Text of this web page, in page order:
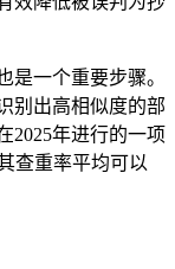
是一个重要步骤。
别出高相似度的部
2025年进行的一项
查重率平均可以